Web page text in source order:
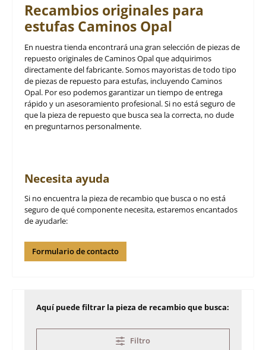
Recambios originales para
estufas Caminos Opal
En nuestra tienda encontrará una gran selección de piezas de
repuesto originales de Caminos Opal que adquirimos
directamente del fabricante. Somos mayoristas de todo tipo
de piezas de repuesto para estufas, incluyendo Caminos
Opal. Por eso podemos garantizar un tiempo de entrega
rápido y un asesoramiento profesional. Si no está seguro de
que la pieza de repuesto que busca sea la correcta, no dude
en preguntarnos personalmente.
Necesita ayuda
Si no encuentra la pieza de recambio que busca o no está
seguro de qué componente necesita, estaremos encantados
de ayudarle:
Formulario de contacto
Aquí puede filtrar la pieza de recambio que busca:
Filtro